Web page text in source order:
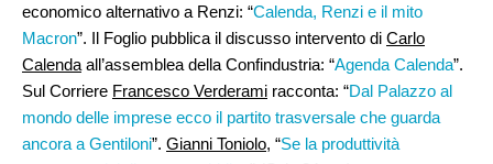
economico alternativo a Renzi: “Calenda, Renzi e il mito
Macron”. Il Foglio pubblica il discusso intervento di Carlo
Calenda all’assemblea della Confindustria: “Agenda Calenda”.
Sul Corriere Francesco Verderami racconta: “Dal Palazzo al
mondo delle imprese ecco il partito trasversale che guarda
ancora a Gentiloni”. Gianni Toniolo, “Se la produttività